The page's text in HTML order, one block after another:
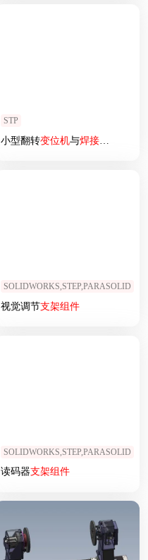
STP
小型翻转变位机与焊接机械手组合
SOLIDWORKS,STEP,PARASOLID
视觉调节支架组件
SOLIDWORKS,STEP,PARASOLID
读码器支架组件